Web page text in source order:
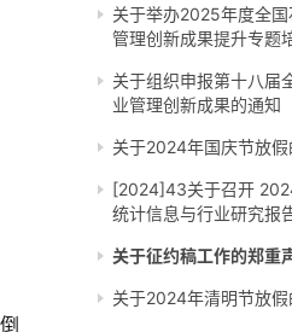
关于举办2025年度全
管理创新成果提升专题
关于组织申报第十八届
业管理创新成果的通知
关于2024年国庆节放假
[2024]43关于召开
统计信息与行业研究报
关于征约稿工作的郑重
关于2024年清明节放假